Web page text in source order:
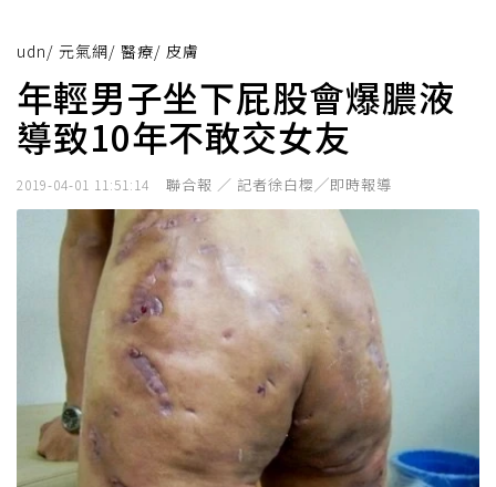
udn/ 元氣網/ 醫療/ 皮膚
年輕男子坐下屁股會爆膿液
導致10年不敢交女友
2019-04-01 11:51:14 聯合報 ／ 記者徐白櫻╱即時報導